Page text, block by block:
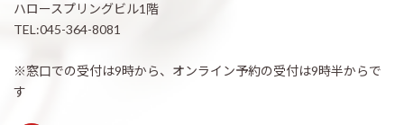
ハロースプリングビル1階
TEL:045-364-8081
※窓口での受付は9時から、オンライン予約の受付は9時半からで
す